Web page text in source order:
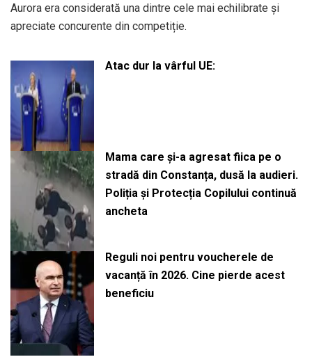
Aurora era considerată una dintre cele mai echilibrate și
apreciate concurente din competiție.
Atac dur la vârful UE:
Mama care și-a agresat fiica pe o
stradă din Constanța, dusă la audieri.
Poliția și Protecția Copilului continuă
ancheta
Reguli noi pentru voucherele de
vacanță în 2026. Cine pierde acest
beneficiu